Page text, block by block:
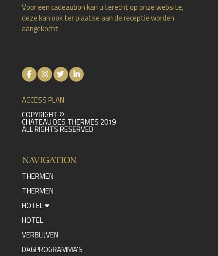
Voor een cadeaubon kan u terecht op onze website,
deze kan ook ter plaatse aan de receptie worden
aangekocht.
ACCESS PLAN
COPYRIGHT ©
CHATEAU DES THERMES 2019
ALL RIGHTS RESERVED
NAVIGATION
THERMEN
THERMEN
HOTEL
HOTEL
VERBLIJVEN
DAGPROGRAMMA'S